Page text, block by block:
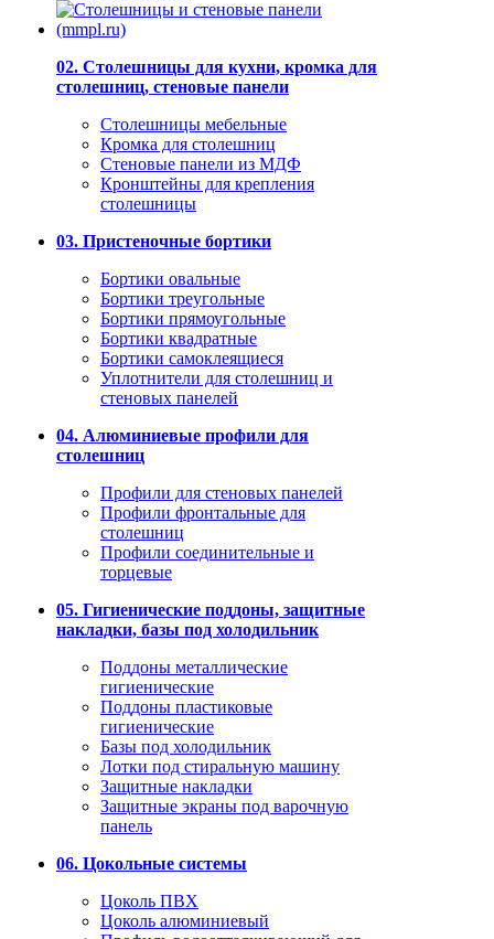
02. Столешницы для кухни, кромка для
столешниц, стеновые панели
Столешницы мебельные
Кромка для столешниц
Стеновые панели из МДФ
Кронштейны для крепления
столешницы
03. Пристеночные бортики
Бортики овальные
Бортики треугольные
Бортики прямоугольные
Бортики квадратные
Бортики самоклеящиеся
Уплотнители для столешниц и
стеновых панелей
04. Алюминиевые профили для
столешниц
Профили для стеновых панелей
Профили фронтальные для
столешниц
Профили соединительные и
торцевые
05. Гигиенические поддоны, защитные
накладки, базы под холодильник
Поддоны металлические
гигиенические
Поддоны пластиковые
гигиенические
Базы под холодильник
Лотки под стиральную машину
Защитные накладки
Защитные экраны под варочную
панель
06. Цокольные системы
Цоколь ПВХ
Цоколь алюминиевый